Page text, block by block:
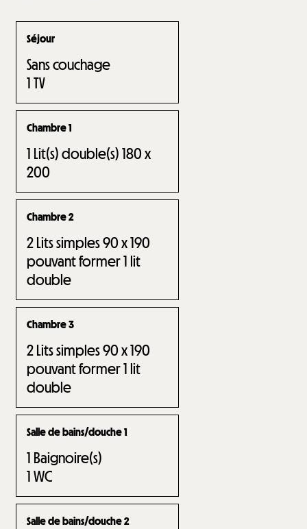
Séjour
Sans couchage
1TV
Chambre 1
1 Lit(s) double(s) 180 x
200
Chambre 2
2Lits simples 90 x 190
pouvant former 1 lit
double
Chambre 3
2Lits simples 90 x 190
pouvant former 1 lit
double
Salle de bains/douche 1
1 Baignoire(s)
1WC
Salle de bains/douche 2